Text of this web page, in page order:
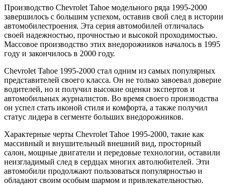
Производство Chevrolet Tahoe модельного ряда 1995-2000
завершилось с большим успехом, оставив свой след в истории
автомобилестроения. Эта серия автомобилей отличалась
своей надежностью, прочностью и высокой проходимостью.
Массовое производство этих внедорожников началось в 1995
году и закончилось в 2000 году.
Chevrolet Tahoe 1995-2000 стал одним из самых популярных
представителей своего класса. Он не только завоевал доверие
водителей, но и получил высокие оценки экспертов и
автомобильных журналистов. Во время своего производства
он успел стать иконой стиля и комфорта, а также получил
статус лидера в сегменте больших внедорожников.
Характерные черты Chevrolet Tahoe 1995-2000, такие как
массивный и внушительный внешний вид, просторный
салон, мощные двигатели и передовые технологии, оставили
неизгладимый след в сердцах многих автолюбителей. Эти
автомобили продолжают пользоваться популярностью и
обладают своим особым шармом и привлекательностью.